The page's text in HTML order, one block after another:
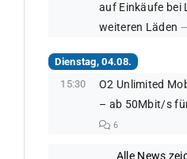
auf Einkäufe bei
weiteren Läden
Dienstag, 04.08.
15:30
O2 Unlimited
– ab 50Mbit/s
6
Alle News